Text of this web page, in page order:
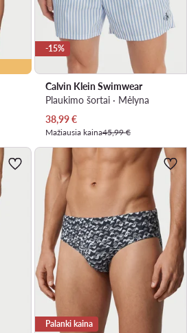
-15%
Calvin Klein Swimwear
Plaukimo šortai · Mėlyna
Dabartinė kaina
38,99€
Mažiausia kaina45,99 €
Palanki kaina